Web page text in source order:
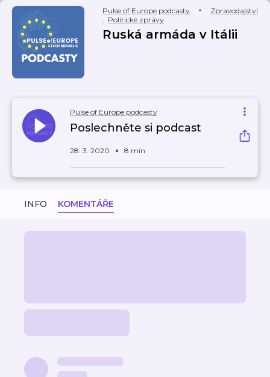
Pulse of Europe podcasty
Zpravodajství
, Politické zprávy
Ruská armáda v Itálii
Pulse of Europe podcasty
Poslechněte si podcast
28. 3. 2020 8 min
INFO KOMENTÁŘE